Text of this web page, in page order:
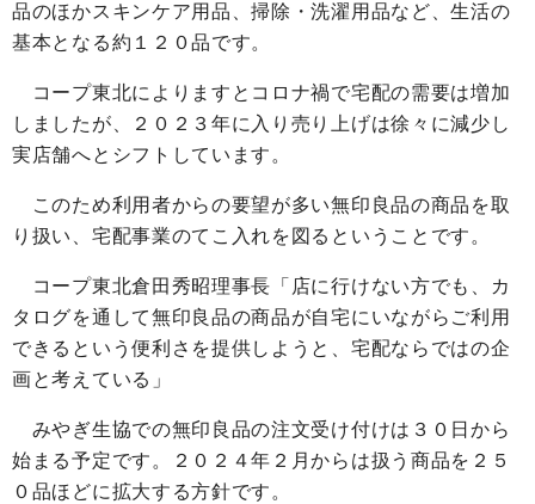
品のほかスキンケア用品、掃除・洗濯用品など、生活の
基本となる約１２０品です。
コープ東北によりますとコロナ禍で宅配の需要は増加
しましたが、２０２３年に入り売り上げは徐々に減少し
実店舗へとシフトしています。
このため利用者からの要望が多い無印良品の商品を取
り扱い、宅配事業のてこ入れを図るということです。
コープ東北倉田秀昭理事長「店に行けない方でも、カ
タログを通して無印良品の商品が自宅にいながらご利用
できるという便利さを提供しようと、宅配ならではの企
画と考えている」
みやぎ生協での無印良品の注文受け付けは３０日から
始まる予定です。２０２４年２月からは扱う商品を２５
０品ほどに拡大する方針です。